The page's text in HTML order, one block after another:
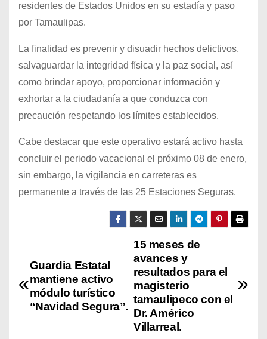
residentes de Estados Unidos en su estadía y paso
por Tamaulipas.
La finalidad es prevenir y disuadir hechos delictivos,
salvaguardar la integridad física y la paz social, así
como brindar apoyo, proporcionar información y
exhortar a la ciudadanía a que conduzca con
precaución respetando los límites establecidos.
Cabe destacar que este operativo estará activo hasta
concluir el periodo vacacional el próximo 08 de enero,
sin embargo, la vigilancia en carreteras es
permanente a través de las 25 Estaciones Seguras.
a
15 meses de
avances y
resultados para el
magisterio
tamaulipeco con el
Dr. Américo
Villarreal.
Guardia Estatal
mantiene activo
módulo turístico
“Navidad Segura”.